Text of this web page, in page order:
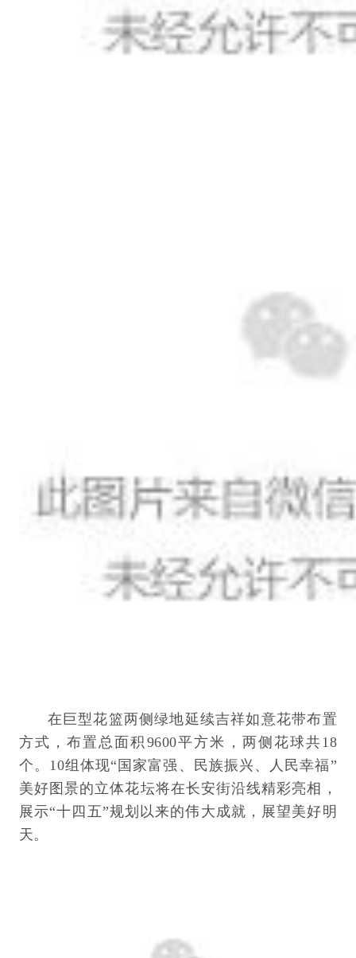
在巨型花篮两侧绿地延续吉祥如意花带布置
方式，布置总面积9600平方米，两侧花球共18
个。10组体现“国家富强、民族振兴、人民幸福”
美好图景的立体花坛将在长安街沿线精彩亮相，
展示“十四五”规划以来的伟大成就，展望美好明
天。